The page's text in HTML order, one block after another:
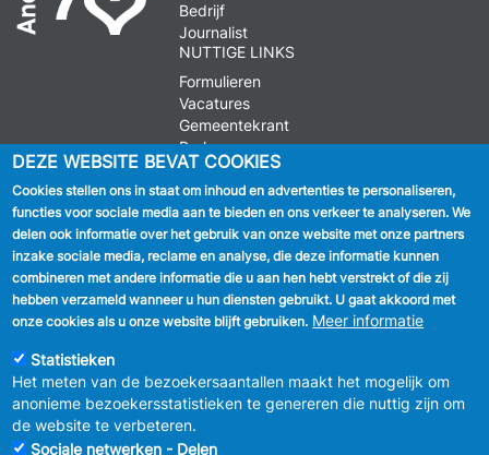
Bedrijf
Journalist
NUTTIGE LINKS
Formulieren
Vacatures
Gemeentekrant
Parkeren
VOLG ONS
Facebook
Linkedin
Instagram
DEZE WEBSITE BEVAT COOKIES
Cookies stellen ons in staat om inhoud en advertenties te personaliseren,
functies voor sociale media aan te bieden en ons verkeer te analyseren. We
delen ook informatie over het gebruik van onze website met onze partners
inzake sociale media, reclame en analyse, die deze informatie kunnen
combineren met andere informatie die u aan hen hebt verstrekt of die zij
hebben verzameld wanneer u hun diensten gebruikt. U gaat akkoord met
onze cookies als u onze website blijft gebruiken. Meer informatie
Statistieken
Het meten van de bezoekersaantallen maakt het mogelijk om
anonieme bezoekersstatistieken te genereren die nuttig zijn om
de website te verbeteren.
Sociale netwerken - Delen